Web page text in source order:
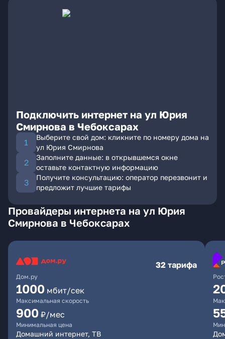
Подключить интернет на ул Юрия
Смирнова в Чебоксарах
Выберите свой дом: кликните по номеру дома на
ул Юрия Смирнова
Заполните данные: в открывшемся окне
оставьте контактную информацию
Получите консультацию: оператор перезвонит и
предложит лучшие тарифы
Провайдеры интернета на ул Юрия
Смирнова в Чебоксарах
Дом.ру
32 тарифа
1000 мбит/сек
Максимальная скорость
900 ₽/мес
Минимальная цена
Домашний интернет, ТВ